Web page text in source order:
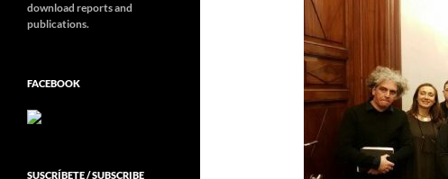
download reports and
publications.
FACEBOOK
SUSCRÍBETE / SUBSCRIBE